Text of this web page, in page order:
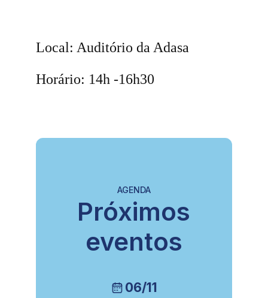
Local: Auditório da Adasa
Horário: 14h -16h30
AGENDA
Próximos
eventos
06/11